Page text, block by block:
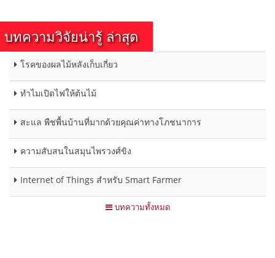
ทความวิจัยน่ารู้ ล่าสุด
โรคของผลไม้หลังเก็บเกี่ยว
ทำไมเปิดไฟให้ต้นไม้
สะแล พืชพื้นบ้านที่มากด้วยคุณค่าทางโภชนาการ
ความสับสนในสมุนไพรวงศ์ขิง
Internet of Things สำหรับ Smart Farmer
บทความทั้งหมด